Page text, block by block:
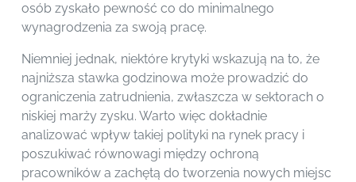
osób zyskało pewność co do minimalnego
wynagrodzenia za swoją pracę.
Niemniej jednak, niektóre krytyki wskazują na to, że
najniższa stawka godzinowa może prowadzić do
ograniczenia zatrudnienia, zwłaszcza w sektorach o
niskiej marży zysku. Warto więc dokładnie
analizować wpływ takiej polityki na rynek pracy i
poszukiwać równowagi między ochroną
pracowników a zachętą do tworzenia nowych miejsc